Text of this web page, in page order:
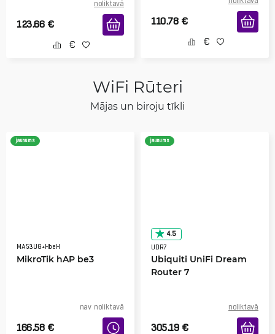
noliktavā
123.66 € 110.78 €
WiFi Rūteri
Mājas un biroju tīkli
jaunums
MA53UG+HbeH
MikroTik hAP be3
nav noliktavā
166.58 €
jaunums
4.5
UDR7
Ubiquiti UniFi Dream
Router 7
noliktavā
305.19 €